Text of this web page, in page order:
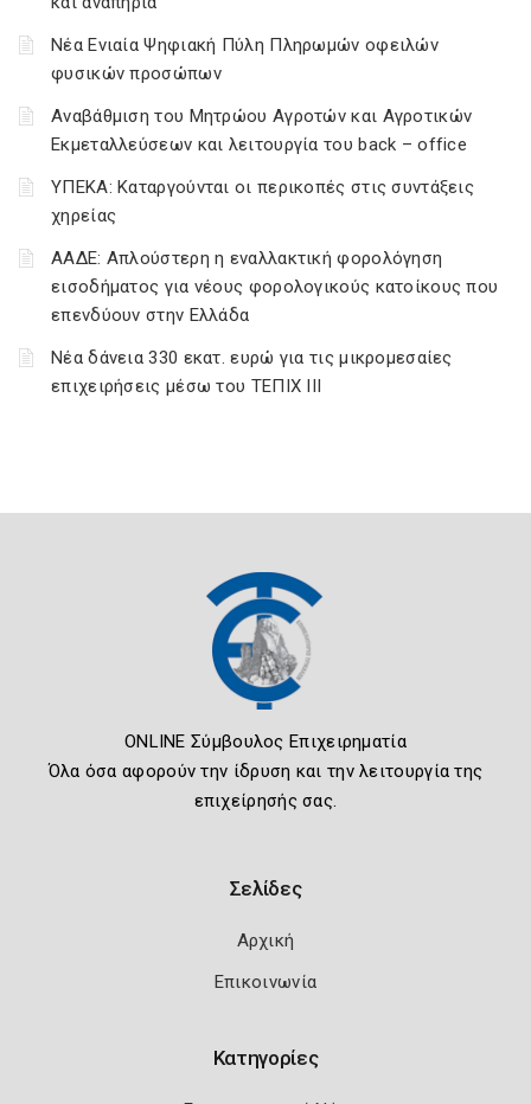
Νέα Ενιαία Ψηφιακή Πύλη Πληρωμών οφειλών
φυσικών προσώπων
Αναβάθμιση του Μητρώου Αγροτών και Αγροτικών
Εκμεταλλεύσεων και λειτουργία του back – office
ΥΠΕΚΑ: Καταργούνται οι περικοπές στις συντάξεις
χηρείας
ΑΑΔΕ: Απλούστερη η εναλλακτική φορολόγηση
εισοδήματος για νέους φορολογικούς κατοίκους που
επενδύουν στην Ελλάδα
Νέα δάνεια 330 εκατ. ευρώ για τις μικρομεσαίες
επιχειρήσεις μέσω του ΤΕΠΙΧ ΙΙΙ
ONLINE Σύμβουλος Επιχειρηματία
Όλα όσα αφορούν την ίδρυση και την λειτουργία της
επιχείρησής σας.
Σελίδες
Αρχική
Επικοινωνία
Κατηγορίες